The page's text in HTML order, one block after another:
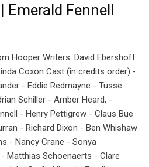
Emerald Fennell
Hooper Writers: David Ebershoff
Coxon Cast (in credits order):-
- Eddie Redmayne - Tusse
Schiller - Amber Heard, -
- Henry Pettigrew - Claus Bue
- Richard Dixon - Ben Whishaw
- Nancy Crane - Sonya
Matthias Schoenaerts - Clare